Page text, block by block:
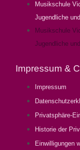
Musikschule
Jugendliche
Musikschule
Jugendliche
Impressum &
Impressum
Privatsphäre-
Historie der
Einwilligungen